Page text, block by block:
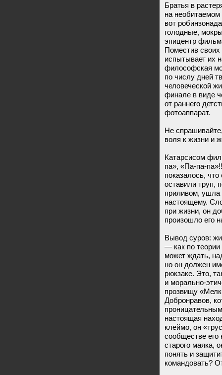
Братья в
на необитаемом
вот
голодные,
эпицентр
Поместив
испытывает их
философская
по числу дней
человеческой
финале в виде
от раннего
фотоаппарат.
Не
воля к жизни и
Катарсисом
па», «Па-па-
показалось,
оставили труп,
приливом, ушла
настоящему.
при жизни, он
произошло его
Вывод суров:
— как по теории
может ждать,
но он должен
рюкзаке. Это,
и морально-
прозвищу
Добронравов,
настоящая
клеймо, он
сообществе его
старого маяка,
понять и
командовать?